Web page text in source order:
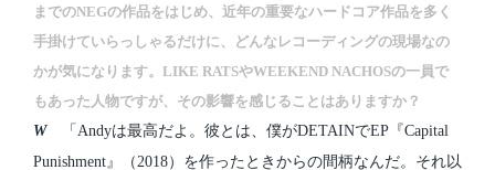
までのNEGの作品をはじめ、近年の重要なハードコア作品を多く
手掛けていらっしゃるだけに、どんなレコーディングの現場なの
かが気になります。LIKE RATSやWEEKEND NACHOSの一員で
もあった人物ですが、その影響を感じることはありますか？
W「Andyは最高だよ。彼とは、僕がDETAINでEP『Capital
Punishment』（2018）を作ったときからの間柄なんだ。それ以